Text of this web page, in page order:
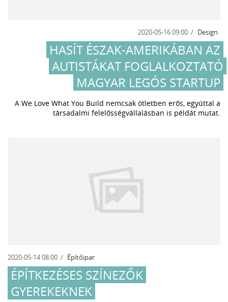
2020-05-16 09:00 Design
HASÍT ÉSZAK-AMERIKÁBAN AZ
AUTISTÁKAT FOGLALKOZTATÓ
MAGYAR LEGÓS STARTUP
A We Love What You Build nemcsak ötletben erős, egyúttal a
társadalmi felelősségvállalásban is példát mutat.
2020-05-14 08:00 Építőipar
ÉPÍTKEZÉSES SZÍNEZŐK
GYEREKEKNEK